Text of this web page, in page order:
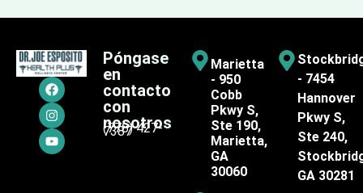
Póngase
en
contacto
con
nosotros
(770) 427-
7387
Marietta
- 950
Cobb
Pkwy S,
Ste 190,
Marietta,
GA
30060
- 7454
Hannover
Pkwy S,
Ste 240,
GA 30281